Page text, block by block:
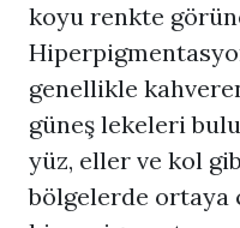
koyu renkte
genellikle
güneş lekeleri
yüz, eller ve kol
bölgelerde ortaya